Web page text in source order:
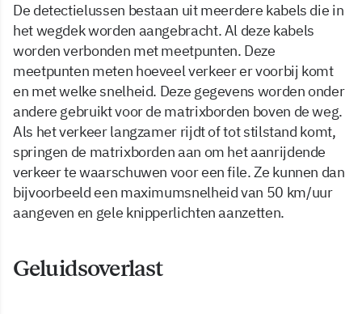
De detectielussen bestaan uit meerdere kabels die in
het wegdek worden aangebracht. Al deze kabels
worden verbonden met meetpunten. Deze
meetpunten meten hoeveel verkeer er voorbij komt
en met welke snelheid. Deze gegevens worden onder
andere gebruikt voor de matrixborden boven de weg.
Als het verkeer langzamer rijdt of tot stilstand komt,
springen de matrixborden aan om het aanrijdende
verkeer te waarschuwen voor een file. Ze kunnen dan
bijvoorbeeld een maximumsnelheid van 50 km/uur
aangeven en gele knipperlichten aanzetten.
Geluidsoverlast